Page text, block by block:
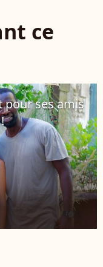
ce
pour ses amis